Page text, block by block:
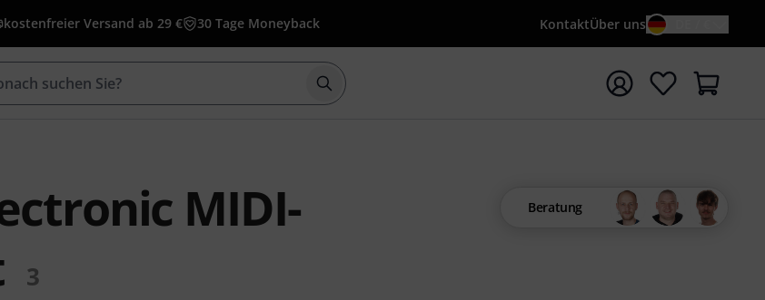
kostenfreier Versand ab 29 € 30 Tage Moneyback KontaktÜber uns
Suche mit Suchwort {searchTerm} starten
MIDI-
3
Beratung